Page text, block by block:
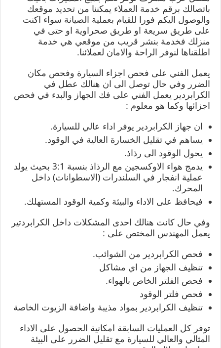
باتصالك برقم خدمة العملاء يمكننا من تحديد موقعك
والوصول اليكم فورا للقيام بعملية الصيانة سواء اكنت
على طريق سريعة او طريق صحراوية او حتى في
منزلك فخدمة بنشر قريب من موقعي هي خدمة
اطلقناها لنوفر الراحة والامان لعملائنا.
يعمل الفني على فحص اجزاء السيارة وفحص مكان
الضرر وفي حال توصل الى ان هنالك عطل في
الكرابردير يعمل الفني على فك الجهاز والبدء في فحص
اجزائها وكما هو معلوم :
ان جهاز الكرابردير يوفر اداء عالي للسيارة.
يساهم في تقليل الخسارة العالية في الوقود.
يحول الوقود الى رذاذ.
يدمج هواء الاوكسجين مع الرذاذ بنسبة 3:1 بحيث يولد
عملية انفجار في السلندرات (الاسطوانات) داخل
المحرك.
فيحافظ على الاداء والبيئة وكمية الوقود المستهلك.
وفي حال كانت هنالك احدى المشكلات داخل الكرابردتير
يعمل المهندس المختص على :
فحص الكرابردير من الشوائب.
تنظيف الجهاز من اي مشاكل
فحص الفلتر الخاص بالهواء.
فحص فلتر الوقود
تنظيف الكرابردير بمواد مذيبة واضافة الزيوت الخاصة
توفر كل العمليات السابقة امكانية الحصول على الاداء
المثالي والعالي للسيارة مع تقليل الضرر على البيئة